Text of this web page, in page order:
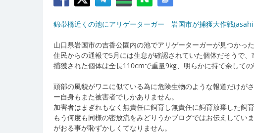
錦帯橋近くの池にアリゲーターガー 岩国市が捕獲大作戦
山口県岩国市の吉香公園内の池でアリゲーターガーが見つかった
住民からの通報で5月には生息が確認されていた個体だそうで、
捕獲された個体は全長110cmで重量9kg、明らかに持て余しての
頭部の風貌がワニに似ている為に危険生物のような報道だけが
ー自身もまた被害者でしかありません。
加害者はまぎれもなく無責任に飼育し無責任に飼育放棄した飼育
もう何度も同様の密放流をみどりうかブログではお伝えしてい
がおる事が恥ずかしくてなりません。